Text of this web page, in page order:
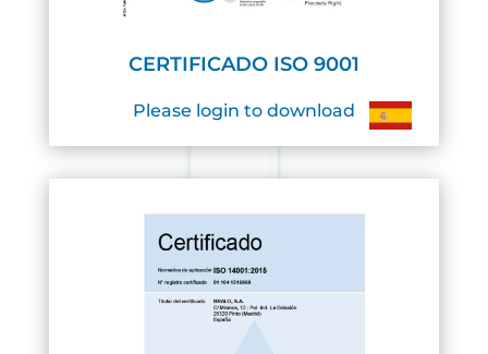
CERTIFICADO ISO 9001
Please login to download